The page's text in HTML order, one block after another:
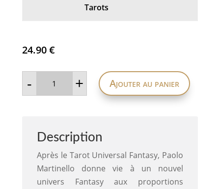
Tarots
24.90€
- quantité
tarot
+ Ajouter au panier
Description
Après le Tarot Universal Fantasy, Paolo
Martinello donne vie à un nouvel
univers Fantasy aux proportions